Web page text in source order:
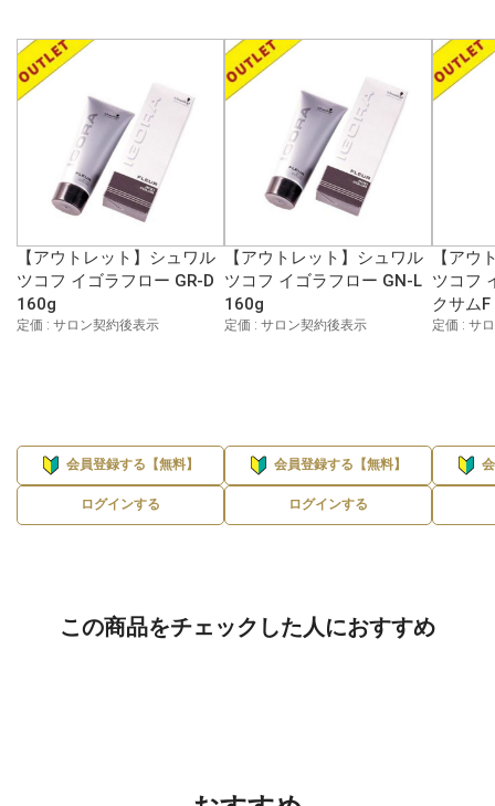
【アウトレット】シュワル
ツコフ イゴラフロー GR-D
160g
定価 : サロン契約後表示
会員登録する【無料】
ログインする
【アウトレット】シュワル
ツコフ イゴラフロー GN-L
160g
定価 : サロン契約後表示
会員登録する【無料】
ログインする
【アウ
ツコフ
クサム
定価 : サ
この商品をチェックした人におすすめ